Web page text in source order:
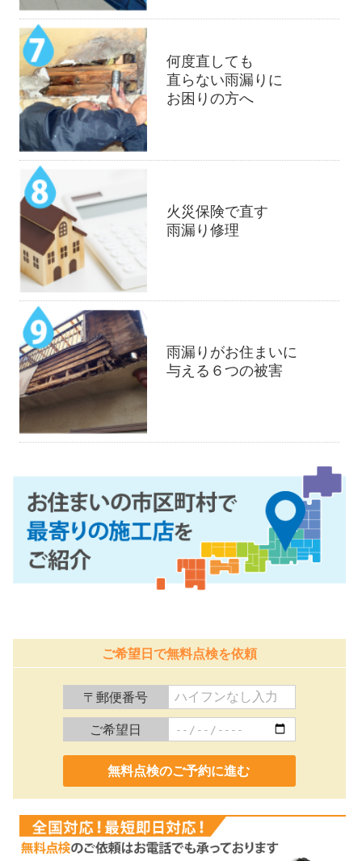
何度直しても
直らない雨漏りに
お困りの方へ
火災保険で直す
雨漏り修理
雨漏りがお住まいに
与える６つの被害
ご希望日で無料点検を依頼
〒郵便番号
ご希望日
0120-991-887